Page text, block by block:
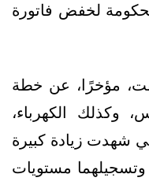
لخفض فاتورة
مؤخرًا، عن خطة
وكذلك الكهرباء،
شهدت زيادة كبيرة
وتسجيلهما مستويات